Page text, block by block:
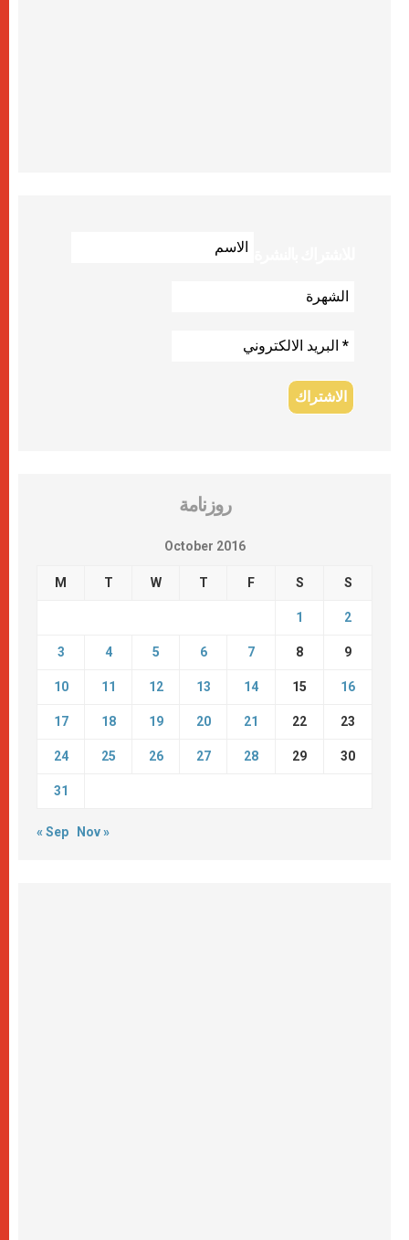
روزنامة
October 2016
M T W T F S S
1 2
3 4 5 6 7 8 9
10 11 12 13 14 15 16
17 18 19 20 21 22 23
24 25 26 27 28 29 30
31
« Sep Nov »